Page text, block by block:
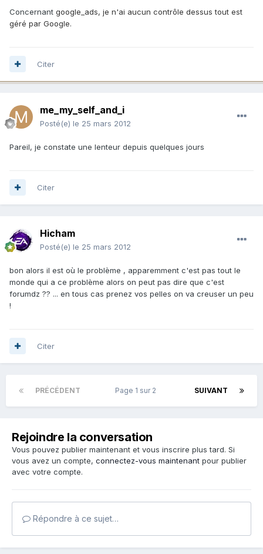
Concernant google_ads, je n'ai aucun contrôle dessus tout est
géré par Google.
Citer
me_my_self_and_i
Posté(e) le 25 mars 2012
Pareil, je constate une lenteur depuis quelques jours
Citer
Hicham
Posté(e) le 25 mars 2012
bon alors il est où le problème , apparemment c'est pas tout le
monde qui a ce problème alors on peut pas dire que c'est
forumdz ?? ... en tous cas prenez vos pelles on va creuser un peu
!
Citer
PRÉCÉDENT SUIVANT
Page 1 sur 2
Rejoindre la conversation
Vous pouvez publier maintenant et vous inscrire plus tard. Si
vous avez un compte, connectez-vous maintenant pour publier
avec votre compte.
Répondre à ce sujet…